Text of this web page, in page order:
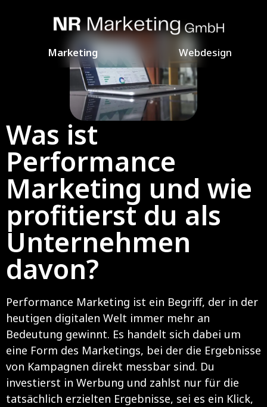
Marketing Webdesign
Was ist
Performance
Marketing und wie
profitierst du als
Unternehmen
davon?
Performance Marketing ist ein Begriff, der in der
heutigen digitalen Welt immer mehr an
Bedeutung gewinnt. Es handelt sich dabei um
eine Form des Marketings, bei der die Ergebnisse
von Kampagnen direkt messbar sind. Du
investierst in Werbung und zahlst nur für die
tatsächlich erzielten Ergebnisse, sei es ein Klick,